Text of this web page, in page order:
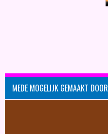
MEDE MOGELIJK GEMAAKT DOOR